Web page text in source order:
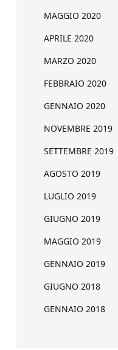
MAGGIO 2020
APRILE 2020
MARZO 2020
FEBBRAIO 2020
GENNAIO 2020
NOVEMBRE 2019
SETTEMBRE 2019
AGOSTO 2019
LUGLIO 2019
GIUGNO 2019
MAGGIO 2019
GENNAIO 2019
GIUGNO 2018
GENNAIO 2018